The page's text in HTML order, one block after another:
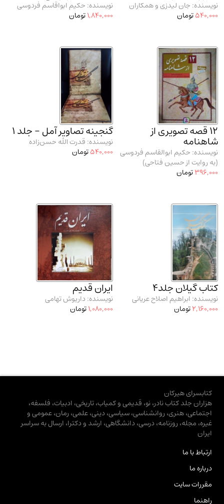
نویسنده: جان لیدزی و همکاران
540,000تومان
نویسنده: حکیم ابواقاسم فردوسی
1,840,000تومان
12 قصه تصویری از
شاهنامه
نویسنده: حکیم ابوالقاسم فردوسی
(به روایت از حسین فتاحی)
396,000تومان
گنجینه تصاویر آمل - جلد 1
نویسنده: قدرت الله حسن‌زاده
540,000تومان
کتاب گیلان جلد4
نویسنده: ابراهیم اصلاح عریانی
2,160,000تومان
ایران قدیم
نویسنده: داریوش تهامی
1,080,000تومان
کتابسرای هیرکان
هزاران جلد کتاب نادر، نو، قدیمی و کمیاب، تاریخی، ادبیات، فلسفه،
اجتماعی، هنری، روانشناسی، سیاسی، دینی، علمی، رمان، عمومی و
غیره، مجله، روزنامه، درسی، دانشگاهی، ارشد و دکترا، ارسال به سراسر
ایران
ارتباط با ما
درباره ما
مقررات سایت
راهنما